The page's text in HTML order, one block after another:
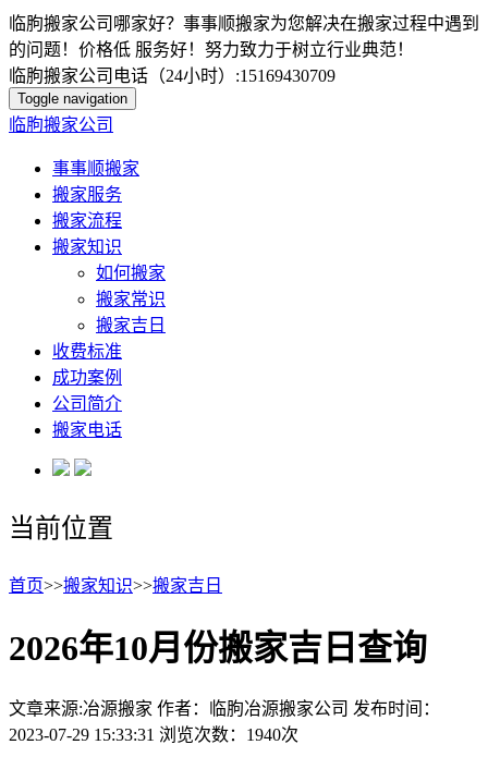
临朐搬家公司哪家好？事事顺搬家为您解决在搬家过程中遇到
的问题！价格低 服务好！努力致力于树立行业典范！
临朐搬家公司电话（24小时）:15169430709
Toggle navigation
临朐搬家公司
事事顺搬家
搬家服务
搬家流程
搬家知识
如何搬家
搬家常识
搬家吉日
收费标准
成功案例
公司简介
搬家电话
当前位置
首页>>搬家知识>>搬家吉日
2026年10月份搬家吉日查询
文章来源:冶源搬家 作者：临朐冶源搬家公司 发布时间：
2023-07-29 15:33:31 浏览次数：1940次